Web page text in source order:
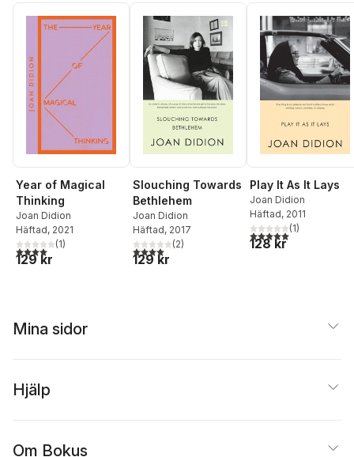
Year of Magical
Thinking
Joan Didion
Häftad, 2021
4,0utav 5 stjärnor. Totalt antal röster:
(1)
129 kr
Slouching Towards
Bethlehem
Joan Didion
Häftad, 2017
4,0utav 5 stjärnor. Totalt antal röster:
(2)
129 kr
Play It As It Lays
Joan Didion
Häftad, 2011
5,0utav 5 stjärnor.
(1)
128 kr
Mina sidor
Hjälp
Om Bokus